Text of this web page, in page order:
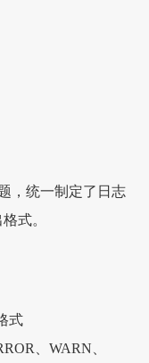
，统一制定了日志
式。
式
、WARN、